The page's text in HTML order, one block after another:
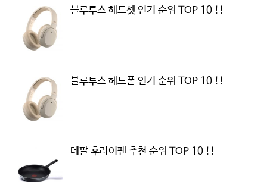
블루투스 헤드셋 인기 순위 TOP 10 !!
블루투스 헤드폰 인기 순위 TOP 10 !!
테팔 후라이팬 추천 순위 TOP 10 !!